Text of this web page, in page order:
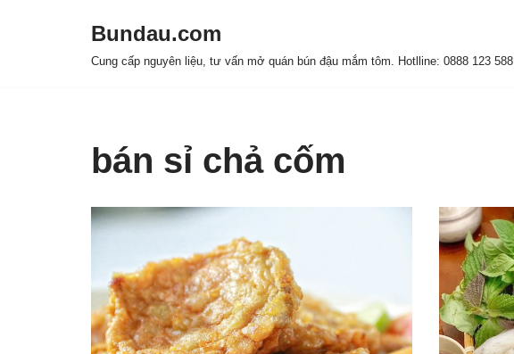
Bundau.com
Cung cấp nguyên liệu, tư vấn mở quán bún đậu mắm tôm. Hotlline: 0888 123 588
bán sỉ chả cốm